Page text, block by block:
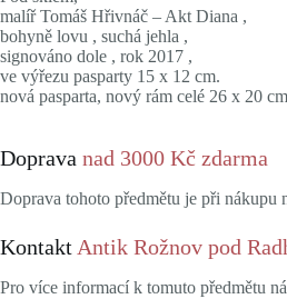
malíř Tomáš Hřivnáč – Akt Diana ,
bohyně lovu , suchá jehla ,
signováno dole , rok 2017 ,
ve výřezu pasparty 15 x 12 cm.
nová pasparta, nový rám celé 26 x 20 cm
Doprava nad 3000 Kč zdarma
Doprava tohoto předmětu je při nákupu
Kontakt Antik Rožnov pod
Pro více informací k tomuto předmětu